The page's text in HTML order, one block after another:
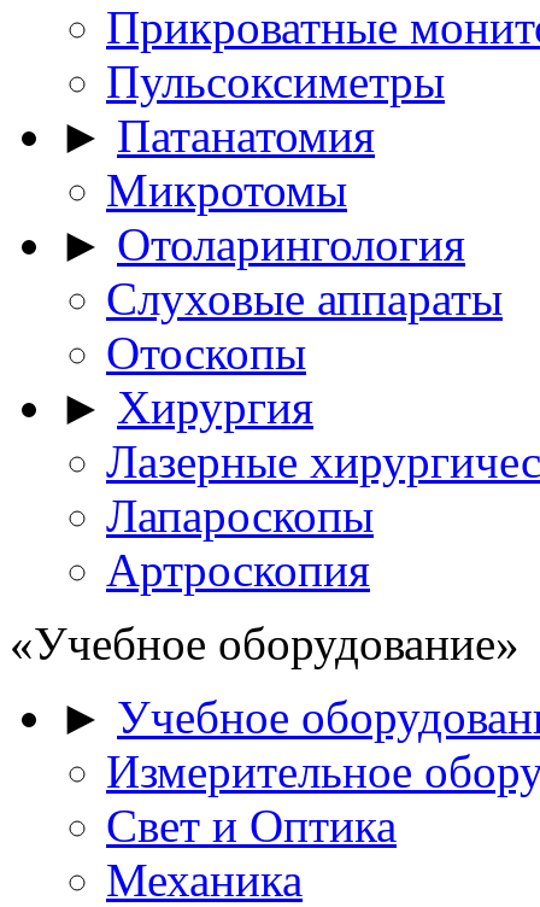
Прикроватные
Пульсоксиметры
► Патанатомия
Микротомы
► Отоларингология
Слуховые аппараты
Отоскопы
► Хирургия
Лазерные
Лапароскопы
Артроскопия
«Учебное оборудование»
► Учебное
Измерительное
Свет и Оптика
Механика